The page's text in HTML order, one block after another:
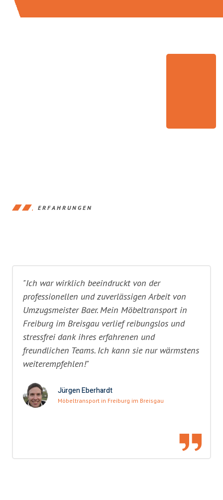
ERFAHRUNGEN
"Ich war wirklich beeindruckt von der
professionellen und zuverlässigen Arbeit von
Umzugsmeister Baer. Mein Möbeltransport in
Freiburg im Breisgau verlief reibungslos und
stressfrei dank ihres erfahrenen und
freundlichen Teams. Ich kann sie nur wärmstens
weiterempfehlen!"
Jürgen Eberhardt
Möbeltransport in Freiburg im Breisgau